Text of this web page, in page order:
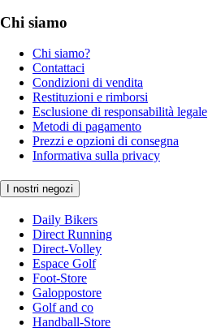
Chi siamo
Chi siamo?
Contattaci
Condizioni di vendita
Restituzioni e rimborsi
Esclusione di responsabilità legale
Metodi di pagamento
Prezzi e opzioni di consegna
Informativa sulla privacy
I nostri negozi
Daily Bikers
Direct Running
Direct-Volley
Espace Golf
Foot-Store
Galoppostore
Golf and co
Handball-Store